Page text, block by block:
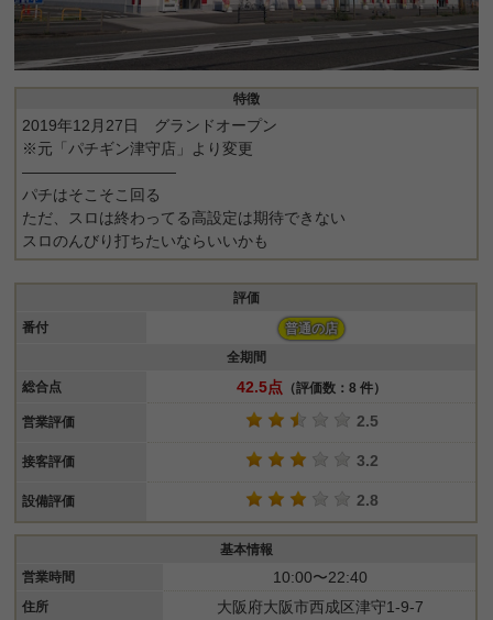
特徴
2019年12月27日 グランドオープン
※元「パチギン津守店」より変更
――――――――――
パチはそこそこ回る
ただ、スロは終わってる高設定は期待できない
スロのんびり打ちたいならいいかも
評価
番付
普通の店
全期間
総合点
42.5点 （評価数：8 件）
営業評価 2.5
接客評価 3.2
設備評価 2.8
基本情報
営業時間
10:00〜22:40
住所 大阪府大阪市西成区津守1-9-7